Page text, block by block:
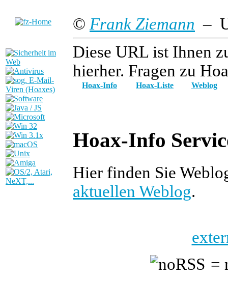
© Frank Ziemann –
Diese URL ist Ihnen
hierher. Fragen zu
Hoax-Info Hoax-Liste Weblog
Hoax-Info
Hier finden Sie
aktuellen Weblog.
=